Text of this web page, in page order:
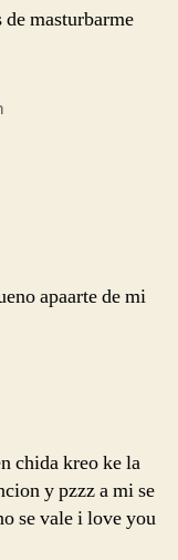
masturbarme
apaarte de mi
chida kreo ke la
y pzzz a mi se
se vale i love you